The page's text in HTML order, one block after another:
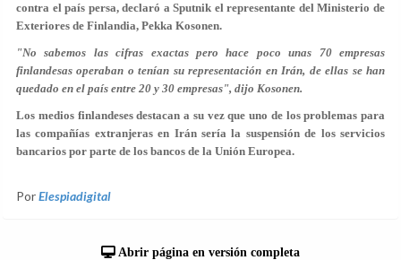
contra el país persa, declaró a Sputnik el representante del Ministerio de
Exteriores de Finlandia, Pekka Kosonen.
"No sabemos las cifras exactas pero hace poco unas 70 empresas
finlandesas operaban o tenían su representación en Irán, de ellas se han
quedado en el país entre 20 y 30 empresas", dijo Kosonen.
Los medios finlandeses destacan a su vez que uno de los problemas para
las compañías extranjeras en Irán sería la suspensión de los servicios
bancarios por parte de los bancos de la Unión Europea.
PorElespiadigital
Abrir página en versión completa